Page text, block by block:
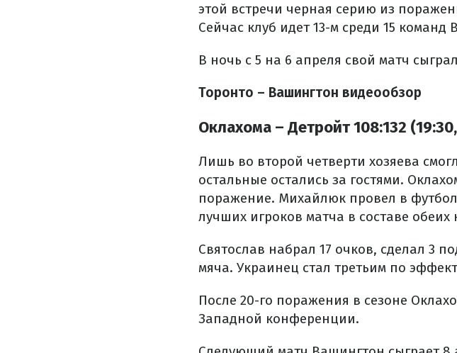
этой встречи черная серию из
Сейчас клуб идет 13-м среди 15
В ночь с 5 на 6 апреля свой матч
Торонто – Вашингтон видеообзор
Оклахома – Детройт 108:132
Лишь во второй четверти хозяева
остальные остались за гостями.
поражение. Михайлюк провел в
лучших игроков матча в составе обеих
Святослав набрал 17 очков, сделал 3
мяча. Украинец стал третьим по
После 20-го поражения в сезоне
Западной конференции.